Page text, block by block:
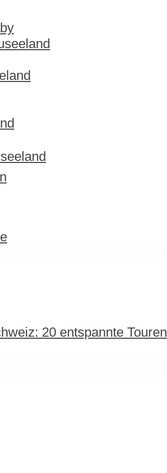
20 entspannte Touren